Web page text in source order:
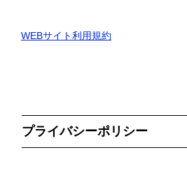
WEBサイト利用規約
プライバシーポリシー